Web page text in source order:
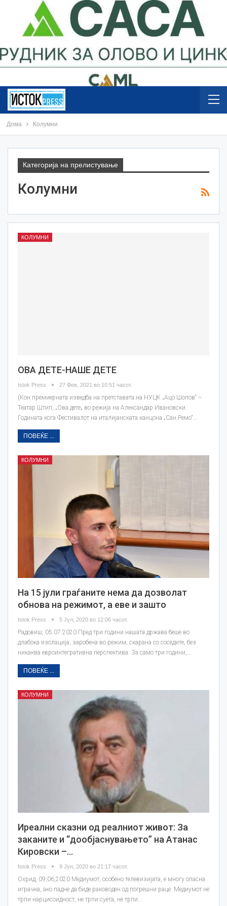
Дома Колумни
Категорија на прелистување
Колумни
КОЛУМНИ
ОВА ДЕТЕ-НАШЕ ДЕТЕ
Istok Press 27 Фев, 2021 во 10:51 часот.
(Кон премиерната изведба на претставата на НУЦК „Ацо Шопов“ –
Театар Штип, „Ова дете„ во режија на Александар Ивановски.
Годината кога Фестивалот на италијанската канцона „Сан Ремо“…
ПОВЕЌЕ ...
КОЛУМНИ
На 15 јули граѓаните нема да дозволат
обнова на режимот, а еве и зашто
Istok Press 5 Јул, 2020 во 12:06 часот.
Радовиш, 05.07.2020 Пред три години нашата држава беше во
длабока изолација, заробена во режим, скарана со соседите, без
никаква евроинтегративна перспектива. За само три години,…
ПОВЕЌЕ ...
КОЛУМНИ
Иреални сказни од реалниот живот: За
заканите и “дообјаснувањето” на Атанас
Кировски –…
Istok Press 9 Јун, 2020 во 21:17 часот.
Охрид, 09,06,2020 Медиумот, особено телевизијата, е многу опасна
играчка, ако падне да биде раководен од погрешни раце. Медиумот не
трпи нарцисоидност, не трпи суета, не трпи…